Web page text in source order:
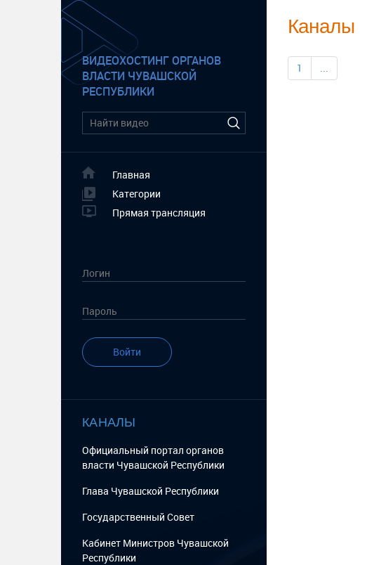
ВИДЕОХОСТИНГ ОРГАНОВ
ВЛАСТИ ЧУВАШСКОЙ
РЕСПУБЛИКИ
Главная
Категории
Прямая трансляция
Войти
КАНАЛЫ
Официальный портал органов
власти Чувашской Республики
Глава Чувашской Республики
Государственный Cовет
Кабинет Министров Чувашской
Республики
Каналы
1 ...